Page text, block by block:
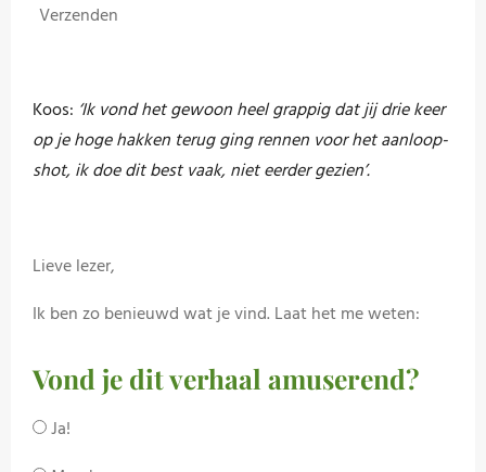
Verzenden
Koos: ‘Ik vond het gewoon heel grappig dat jij drie keer
op je hoge hakken terug ging rennen voor het aanloop-
shot, ik doe dit best vaak, niet eerder gezien’.
Lieve lezer,
Ik ben zo benieuwd wat je vind. Laat het me weten:
Vond je dit verhaal amuserend?
Ja!